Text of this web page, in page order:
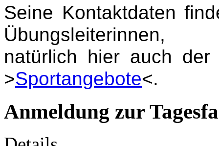
Seine Kontaktdaten
Übungsleiterinnen,
natürlich hier auch
>Sportangebote<.
Anmeldung zur